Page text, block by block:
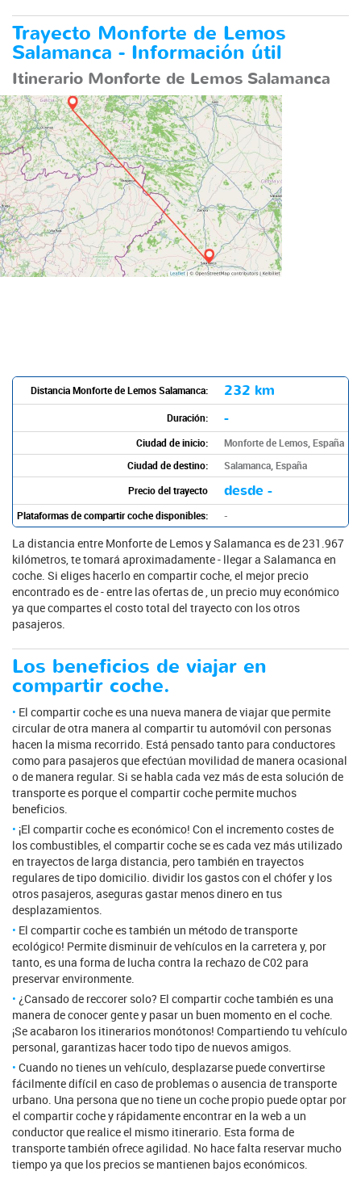
Trayecto Monforte de Lemos
Salamanca - Información útil
Itinerario Monforte de Lemos Salamanca
Distancia Monforte de Lemos Salamanca: 232 km
Duración: -
Ciudad de inicio:
Monforte de Lemos, España
Ciudad de destino:
Salamanca, España
Precio del trayecto
desde -
Plataformas de compartir coche disponibles: -
La distancia entre Monforte de Lemos y Salamanca es de 231.967
kilómetros, te tomará aproximadamente - llegar a Salamanca en
coche. Si eliges hacerlo en compartir coche, el mejor precio
encontrado es de - entre las ofertas de , un precio muy económico
ya que compartes el costo total del trayecto con los otros
pasajeros.
Los beneficios de viajar en
compartir coche.
El compartir coche es una nueva manera de viajar que permite
circular de otra manera al compartir tu automóvil con personas
hacen la misma recorrido. Está pensado tanto para conductores
como para pasajeros que efectúan movilidad de manera ocasional
o de manera regular. Si se habla cada vez más de esta solución de
transporte es porque el compartir coche permite muchos
beneficios.
¡El compartir coche es económico! Con el incremento costes de
los combustibles, el compartir coche se es cada vez más utilizado
en trayectos de larga distancia, pero también en trayectos
regulares de tipo domicilio. dividir los gastos con el chófer y los
otros pasajeros, aseguras gastar menos dinero en tus
desplazamientos.
El compartir coche es también un método de transporte
ecológico! Permite disminuir de vehículos en la carretera y, por
tanto, es una forma de lucha contra la rechazo de C02 para
preservar environmente.
¿Cansado de reccorer solo? El compartir coche también es una
manera de conocer gente y pasar un buen momento en el coche.
¡Se acabaron los itinerarios monótonos! Compartiendo tu vehículo
personal, garantizas hacer todo tipo de nuevos amigos.
Cuando no tienes un vehículo, desplazarse puede convertirse
fácilmente difícil en caso de problemas o ausencia de transporte
urbano. Una persona que no tiene un coche propio puede optar por
el compartir coche y rápidamente encontrar en la web a un
conductor que realice el mismo itinerario. Esta forma de
transporte también ofrece agilidad. No hace falta reservar mucho
tiempo ya que los precios se mantienen bajos económicos.